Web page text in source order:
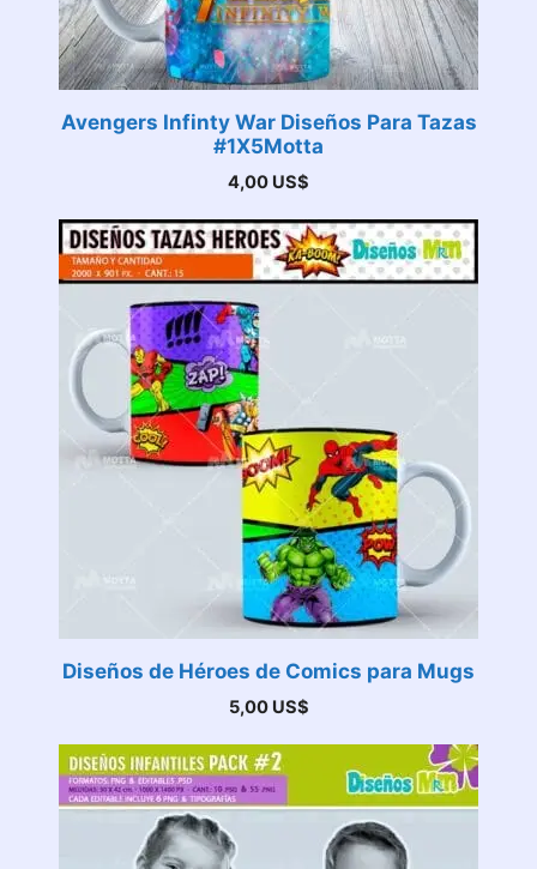
Avengers Infinty War Diseños Para Tazas
#1X5Motta
4,00 US$
Diseños de Héroes de Comics para Mugs
5,00 US$